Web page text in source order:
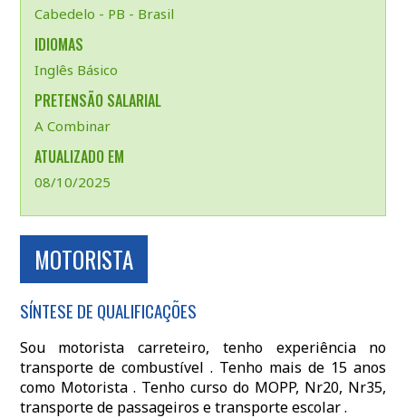
Cabedelo - PB - Brasil
IDIOMAS
Inglês Básico
PRETENSÃO SALARIAL
A Combinar
ATUALIZADO EM
08/10/2025
MOTORISTA
SÍNTESE DE QUALIFICAÇÕES
Sou motorista carreteiro, tenho experiência no
transporte de combustível . Tenho mais de 15 anos
como Motorista . Tenho curso do MOPP, Nr20, Nr35,
transporte de passageiros e transporte escolar .